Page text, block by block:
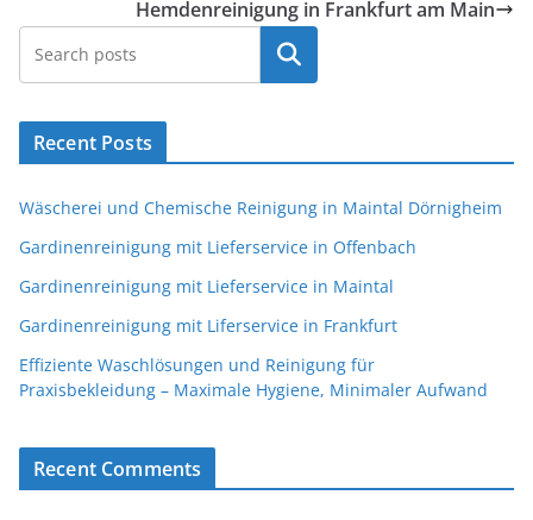
Hemdenreinigung in Frankfurt am Main
Suchen
Recent Posts
Wäscherei und Chemische Reinigung in Maintal Dörnigheim
Gardinenreinigung mit Lieferservice in Offenbach
Gardinenreinigung mit Lieferservice in Maintal
Gardinenreinigung mit Liferservice in Frankfurt
Effiziente Waschlösungen und Reinigung für
Praxisbekleidung – Maximale Hygiene, Minimaler Aufwand
Recent Comments